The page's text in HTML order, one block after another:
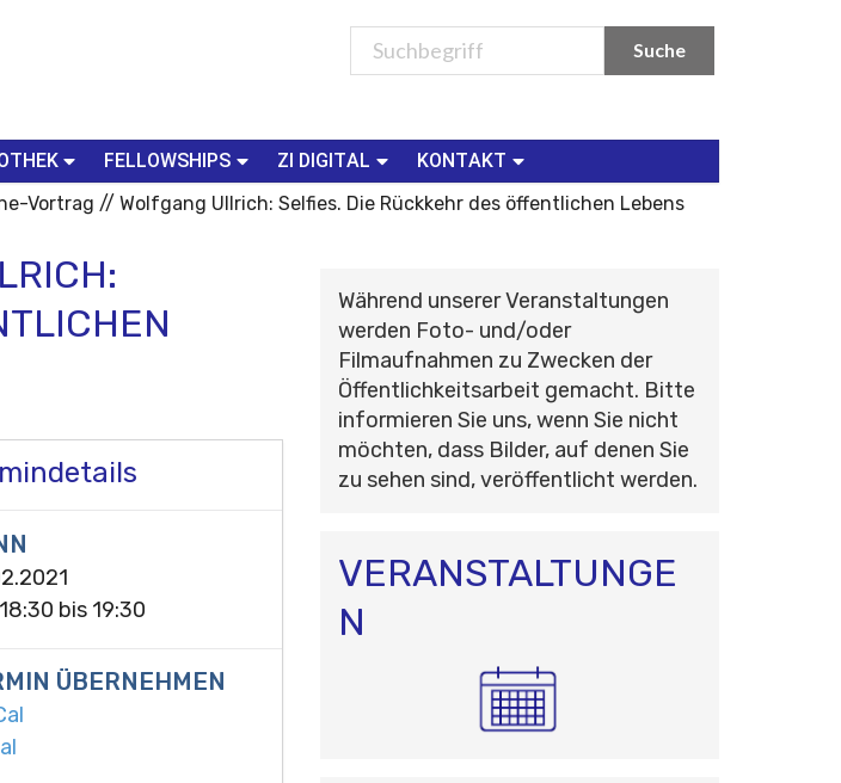
FELLOWSHIPS ZI DIGITAL
KONTAKT
Vortrag // Wolfgang Ullrich: Selfies. Die Rückkehr des öffentlichen Lebens
18:30 bis 19:30
ÜBERNEHMEN
Während unserer Veranstaltungen
werden Foto- und/oder
Filmaufnahmen zu Zwecken der
Öffentlichkeitsarbeit gemacht. Bitte
informieren Sie uns, wenn Sie nicht
möchten, dass Bilder, auf denen Sie
zu sehen sind, veröffentlicht werden.
VERANSTALTUNGE
N